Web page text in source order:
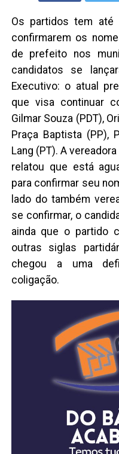
Os partidos tem
confirmarem os
de prefeito nos
candidatos se
Executivo: o atual
que visa continuar
Gilmar Souza (PDT),
Praça Baptista (PP),
Lang (PT). A
relatou que está
para confirmar seu
lado do também
se confirmar, o
ainda que o partido
outras siglas
chegou a uma
coligação.